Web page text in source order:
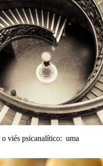
o viés psicanalítico: uma